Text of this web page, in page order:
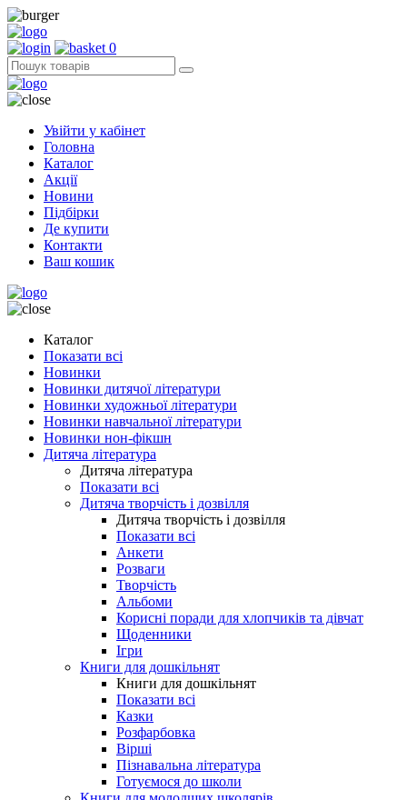
0
Увійти у кабінет
Головна
Каталог
Акції
Новини
Підбірки
Де купити
Контакти
Ваш кошик
Каталог
Показати всі
Новинки
Новинки дитячої літератури
Новинки художньої літератури
Новинки навчальної літератури
Новинки нон-фікшн
Дитяча література
Дитяча література
Показати всі
Дитяча творчість і дозвілля
Дитяча творчість і дозвілля
Показати всі
Анкети
Розваги
Творчість
Альбоми
Корисні поради для хлопчиків та дівчат
Щоденники
Ігри
Книги для дошкільнят
Книги для дошкільнят
Показати всі
Казки
Розфарбовка
Вірші
Пізнавальна література
Готуємося до школи